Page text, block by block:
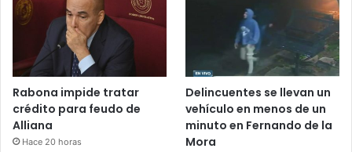
Rabona impide tratar
crédito para feudo de
Alliana
Hace 20 horas
Delincuentes se llevan un
vehículo en menos de un
minuto en Fernando de la
Mora